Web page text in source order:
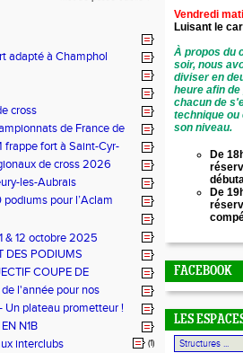
adapté à Champhol
cross
de France de
frappe fort à Saint-Cyr-
de cross 2026
les-Aubrais
pour l’Aclam
& 12 octobre 2025
DES PODIUMS
COUPE DE
l'année pour nos
Un plateau prometteur !
N1B
interclubs (1)
Vendredi
Luisant le
À propos du
soir, nous
diviser en
heure afin
chacun de
technique ou
son niveau.
De
De
FACEBOOK
LES